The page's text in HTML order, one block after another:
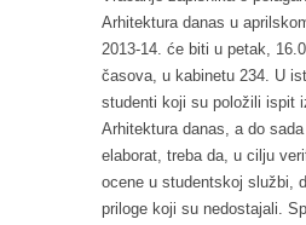
Arhitektura danas u
2013-14. će biti u petak,
časova, u kabinetu 234. U
studenti koji su položili ispit
Arhitektura danas, a do
elaborat, treba da, u cilju
ocene u studentskoj službi,
priloge koji su nedostajali.